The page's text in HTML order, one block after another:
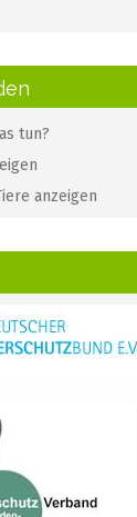
tun?
anzeigen